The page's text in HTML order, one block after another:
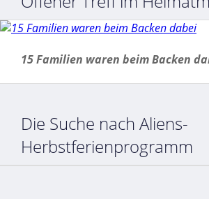
15 Familien waren beim Backen
Die Suche nach Aliens-
Herbstferienprogramm